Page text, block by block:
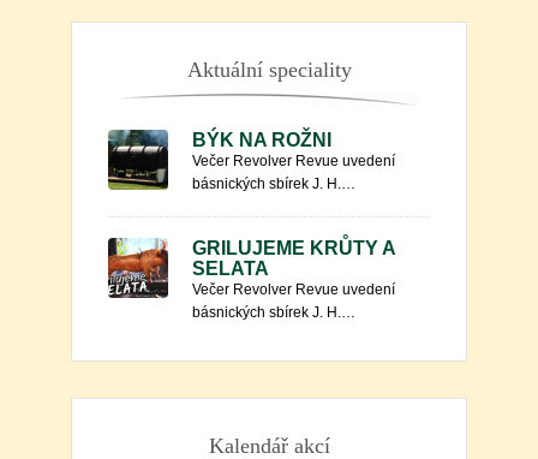
Aktuální speciality
BÝK NA ROŽNI
Večer Revolver Revue uvedení
básnických sbírek J. H.…
GRILUJEME KRŮTY A
SELATA
Večer Revolver Revue uvedení
básnických sbírek J. H.…
Kalendář akcí